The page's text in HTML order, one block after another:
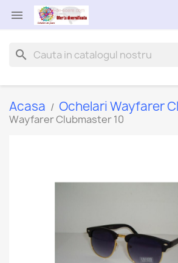

search
Acasa Ochelari Wayfarer
Wayfarer Clubmaster 10